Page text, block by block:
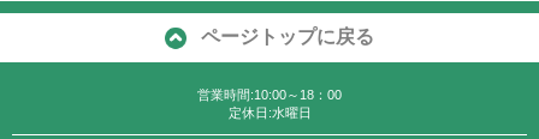
ページトップに戻る
営業時間:10:00～18：00
定休日:水曜日